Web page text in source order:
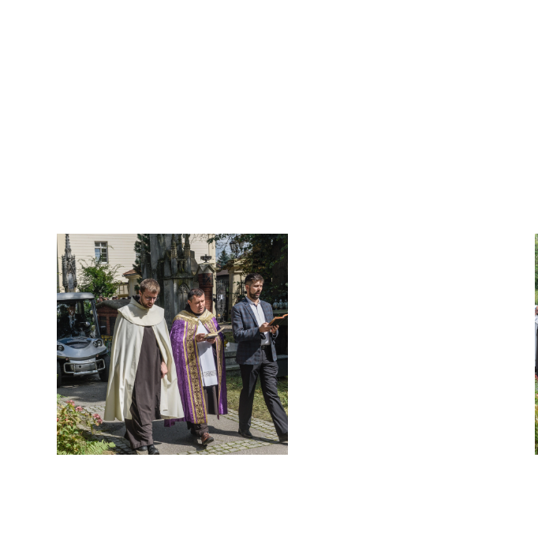
Cookies to małe pliki danych, które są
podczas przeglądania stron
serwisu, personalizacji treści, oraz